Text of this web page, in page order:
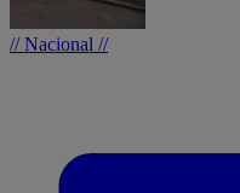
// Nacional //